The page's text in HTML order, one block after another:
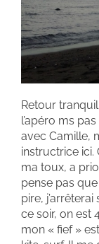
Retour
l’apéro ms
avec Camille,
instructrice ici.
ma toux, a
pense pas
pire,
ce soir, on est
mon « fief »